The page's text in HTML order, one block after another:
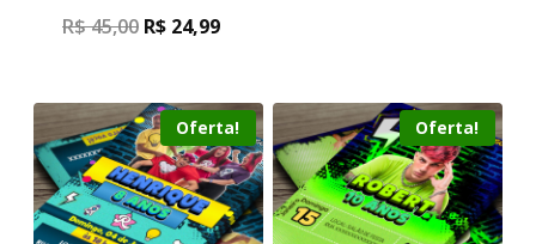
R$45,00 R$ 24,99
Oferta! Oferta!